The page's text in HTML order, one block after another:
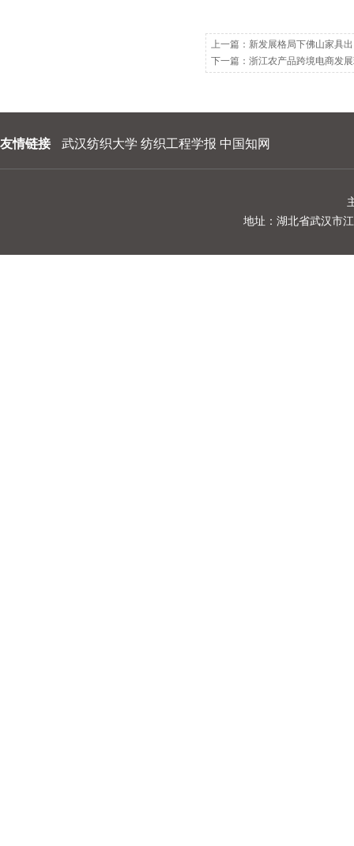
上一篇： 新发展格局下佛山家具
下一篇： 浙江农产品跨境电商发
友情链接 武汉纺织大学 纺织工程学报 中国知网
地址：湖北省武汉市